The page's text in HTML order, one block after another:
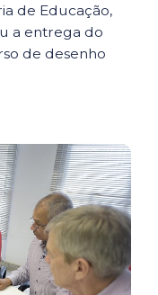
de Educação,
a entrega do
de desenho